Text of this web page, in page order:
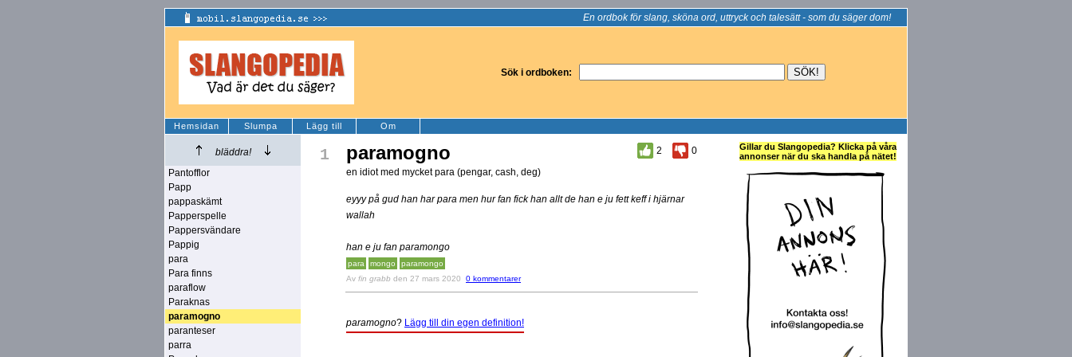
En ordbok för slang, sköna ord, uttryck och talesätt - som du säger dom!
Sök i ordboken:
Hemsidan Slumpa Lägg till Om
bläddra!
Pantofflor
Papp
pappaskämt
Papperspelle
Pappersvändare
Pappig
para
Para finns
paraflow
Paraknas
paramogno
paranteser
parra
1 paramogno 2
0
en idiot med mycket para (pengar, cash, deg)
eyyy på gud han har para men hur fan fick han allt de han e ju fett keff i hjärnar
wallah
han e ju fan paramongo
para mongo
paramongo
Av fin grabb den 27 mars 2020 0 kommentarer
paramogno? Lägg till din egen definition!
Gillar du Slangopedia? Klicka på våra
annonser när du ska handla på nätet!